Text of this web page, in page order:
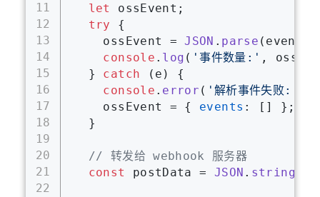
11
12
13
14
15
16
17
18
19
20
21
22
let
ossEvent;
try {
    ossEvent =
JSON . parse (event.
console . log ( '事件数量:' ,
  }
catch (e) {
console . error ( '解析事件失败:'
    ossEvent = {
events : [] };
  }
// 转发给 webhook 服务器
const
postData = JSON . stringify